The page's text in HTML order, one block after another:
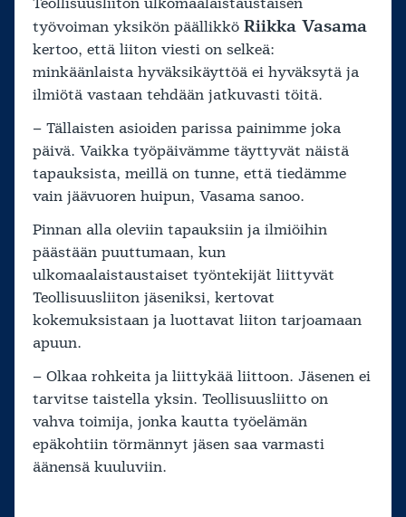
työvoiman yksikön päällikkö Riikka Vasama
kertoo, että liiton viesti on selkeä:
minkäänlaista hyväksikäyttöä ei hyväksytä ja
ilmiötä vastaan tehdään jatkuvasti töitä.
– Tällaisten asioiden parissa painimme joka
päivä. Vaikka työpäivämme täyttyvät näistä
tapauksista, meillä on tunne, että tiedämme
vain jäävuoren huipun, Vasama sanoo.
Pinnan alla oleviin tapauksiin ja ilmiöihin
päästään puuttumaan, kun
ulkomaalaistaustaiset työntekijät liittyvät
Teollisuusliiton jäseniksi, kertovat
kokemuksistaan ja luottavat liiton tarjoamaan
apuun.
– Olkaa rohkeita ja liittykää liittoon. Jäsenen ei
tarvitse taistella yksin. Teollisuusliitto on
vahva toimija, jonka kautta työelämän
epäkohtiin törmännyt jäsen saa varmasti
äänensä kuuluviin.